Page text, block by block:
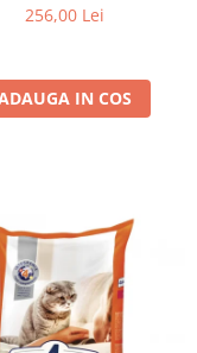
256,00 Lei
IN COS